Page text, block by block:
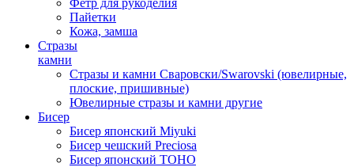
Фетр для рукоделия
Пайетки
Кожа, замша
Стразы
камни
Стразы и камни Сваровски/Swarovski (ювелирные,
плоские, пришивные)
Ювелирные стразы и камни другие
Бисер
Бисер японский Miyuki
Бисер чешский Preciosa
Бисер японский TOHO